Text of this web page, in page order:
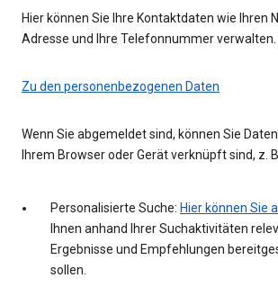
Hier können Sie Ihre Kontaktdaten wie Ihren
Adresse und Ihre Telefonnummer verwalten.
Zu den personenbezogenen Daten
Wenn Sie abgemeldet sind, können Sie
Ihrem Browser oder Gerät verknüpft sind, z.
Personalisierte Suche: Hier können Sie
Ihnen anhand Ihrer Suchaktivitäten
Ergebnisse und Empfehlungen
sollen.